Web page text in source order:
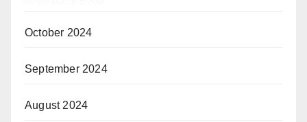
October 2024
September 2024
August 2024